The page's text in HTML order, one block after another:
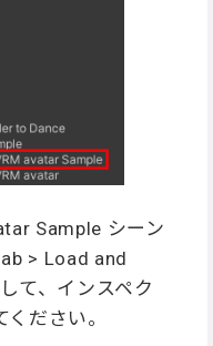
Sample シーン
> Load and
て、インスペク
ださい。